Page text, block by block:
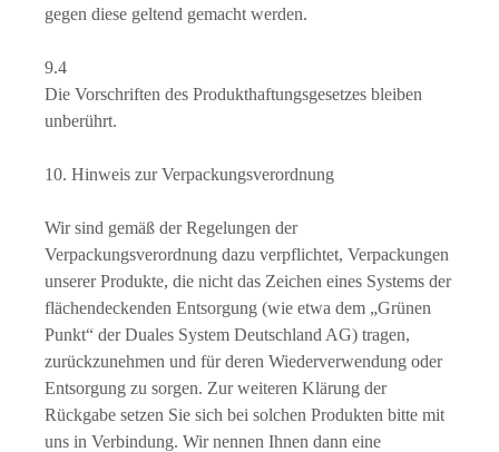
gegen diese geltend gemacht werden.
9.4
Die Vorschriften des Produkthaftungsgesetzes bleiben
unberührt.
10. Hinweis zur Verpackungsverordnung
Wir sind gemäß der Regelungen der
Verpackungsverordnung dazu verpflichtet, Verpackungen
unserer Produkte, die nicht das Zeichen eines Systems der
flächendeckenden Entsorgung (wie etwa dem „Grünen
Punkt“ der Duales System Deutschland AG) tragen,
zurückzunehmen und für deren Wiederverwendung oder
Entsorgung zu sorgen. Zur weiteren Klärung der
Rückgabe setzen Sie sich bei solchen Produkten bitte mit
uns in Verbindung. Wir nennen Ihnen dann eine